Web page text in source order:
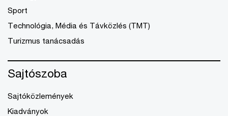
Sport
Technológia, Média és Távközlés (TMT)
Turizmus tanácsadás
Sajtószoba
Sajtóközlemények
Kiadványok